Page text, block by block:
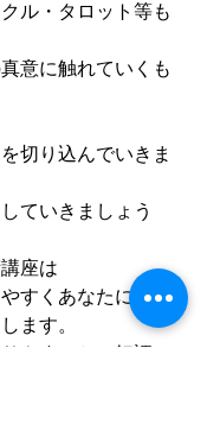
ル・タロット等も
意に触れていくも
切り込んでいきま
ていきましょう
座は
すくあなたにコミ
ます。